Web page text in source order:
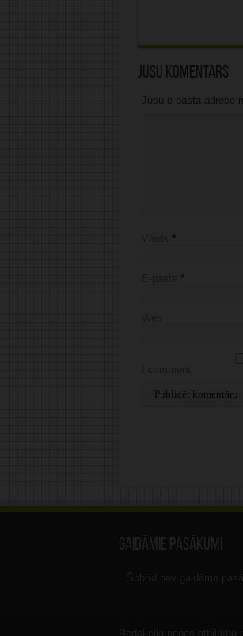
Jūsu komentārs
Jūsu e-pasta adrese
*
*
Gaidāmie pasākumi
Šobrīd nav gaidāmo
Redakcija nenes atbildību